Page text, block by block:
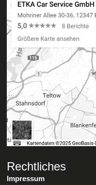
Rechtliches
Impressum